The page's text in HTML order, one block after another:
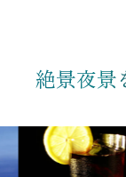
絶景夜景